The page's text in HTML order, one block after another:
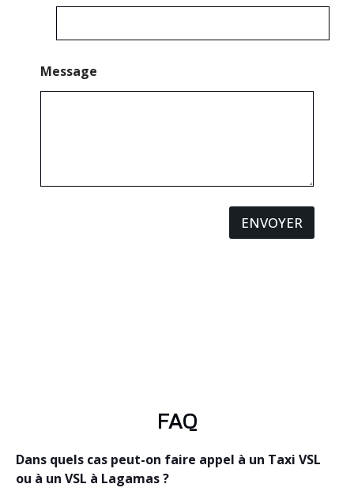
Message
ENVOYER
FAQ
Dans quels cas peut-on faire appel à un Taxi VSL
ou à un VSL à Lagamas ?